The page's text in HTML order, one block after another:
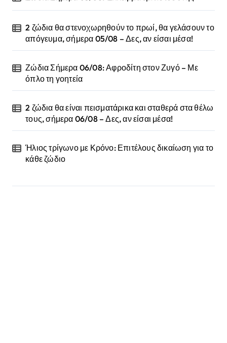
2 ζώδια θα στενοχωρηθούν το πρωί, θα γελάσουν το
απόγευμα, σήμερα 05/08 – Δες, αν είσαι μέσα!
Ζώδια Σήμερα 06/08: Αφροδίτη στον Ζυγό – Με
όπλο τη γοητεία
2 ζώδια θα είναι πεισματάρικα και σταθερά στα θέλω
τους, σήμερα 06/08 – Δες, αν είσαι μέσα!
Ήλιος τρίγωνο με Κρόνο: Επιτέλους δικαίωση για το
κάθε ζώδιο